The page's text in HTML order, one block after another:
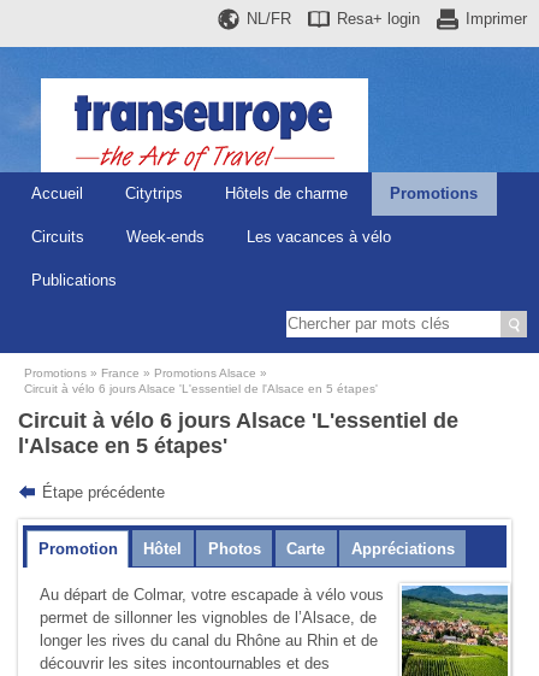
Imprimer
Resa+ login
NL/FR
Accueil Citytrips Hôtels de charme Promotions
Circuits Week-ends Les vacances à vélo
Publications
Promotions France
Promotions Alsace
Circuit à vélo 6 jours Alsace 'L'essentiel de l'Alsace en 5 étapes'
Circuit à vélo 6 jours Alsace 'L'essentiel de
l'Alsace en 5 étapes'
Étape précédente
Promotion Hôtel Photos Carte Appréciations
Au départ de Colmar, votre escapade à vélo vous
permet de sillonner les vignobles de l’Alsace, de
longer les rives du canal du Rhône au Rhin et de
découvrir les sites incontournables et des